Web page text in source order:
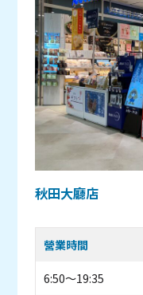
秋田大廳店
營業時間
6:50～19:35